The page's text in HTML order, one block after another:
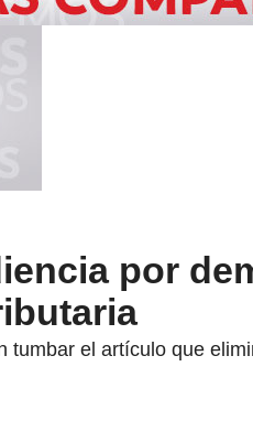
por
el artículo que